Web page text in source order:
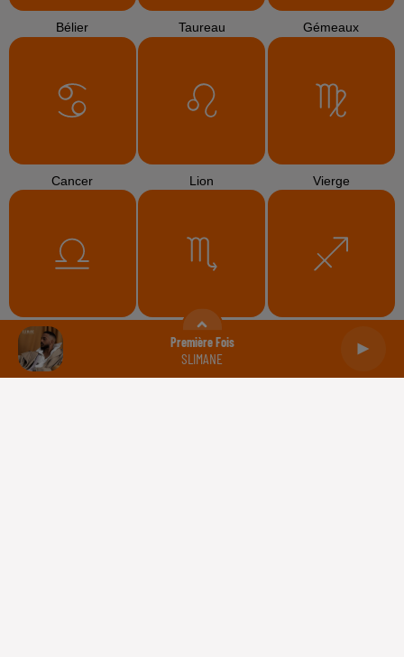
Première Fois
SLIMANE
Bélier Taureau Gémeaux
Cancer Lion Vierge
Balance Scorpion